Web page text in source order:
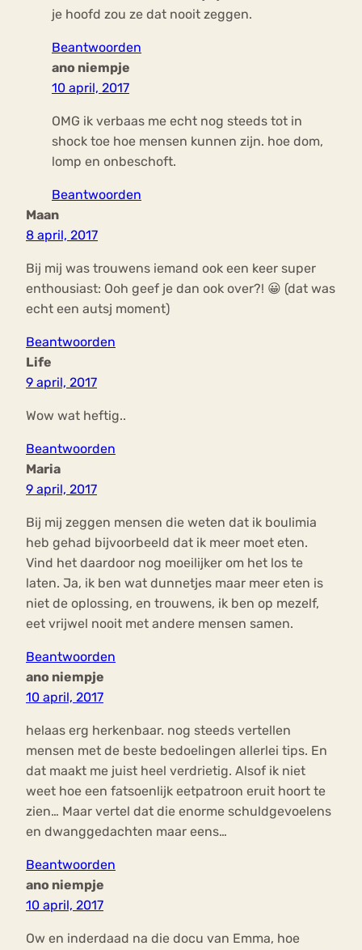
je hoofd zou ze dat nooit zeggen.
Beantwoorden
ano niempje
10 april, 2017
OMG ik verbaas me echt nog steeds tot in
shock toe hoe mensen kunnen zijn. hoe dom,
lomp en onbeschoft.
Beantwoorden
Maan
8 april, 2017
Bij mij was trouwens iemand ook een keer super
enthousiast: Ooh geef je dan ook over?! 😀 (dat was
echt een autsj moment)
Beantwoorden
Life
9 april, 2017
Wow wat heftig..
Beantwoorden
Maria
9 april, 2017
Bij mij zeggen mensen die weten dat ik boulimia
heb gehad bijvoorbeeld dat ik meer moet eten.
Vind het daardoor nog moeilijker om het los te
laten. Ja, ik ben wat dunnetjes maar meer eten is
niet de oplossing, en trouwens, ik ben op mezelf,
eet vrijwel nooit met andere mensen samen.
Beantwoorden
ano niempje
10 april, 2017
helaas erg herkenbaar. nog steeds vertellen
mensen met de beste bedoelingen allerlei tips. En
dat maakt me juist heel verdrietig. Alsof ik niet
weet hoe een fatsoenlijk eetpatroon eruit hoort te
zien… Maar vertel dat die enorme schuldgevoelens
en dwanggedachten maar eens…
Beantwoorden
ano niempje
10 april, 2017
Ow en inderdaad na die docu van Emma, hoe